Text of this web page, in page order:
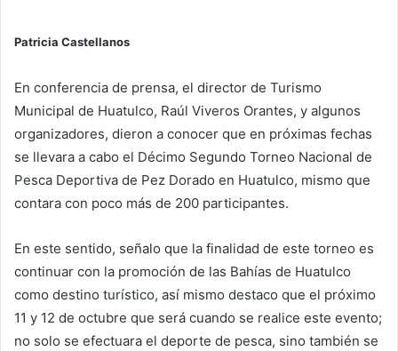
Patricia Castellanos
En conferencia de prensa, el director de Turismo
Municipal de Huatulco, Raúl Viveros Orantes, y algunos
organizadores, dieron a conocer que en próximas fechas
se llevara a cabo el Décimo Segundo Torneo Nacional de
Pesca Deportiva de Pez Dorado en Huatulco, mismo que
contara con poco más de 200 participantes.
En este sentido, señalo que la finalidad de este torneo es
continuar con la promoción de las Bahías de Huatulco
como destino turístico, así mismo destaco que el próximo
11 y 12 de octubre que será cuando se realice este evento;
no solo se efectuara el deporte de pesca, sino también se